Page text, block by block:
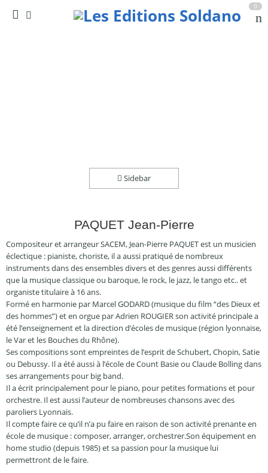
0
Sidebar
PAQUET Jean-Pierre
Compositeur et arrangeur SACEM, Jean-Pierre PAQUET est un musicien
éclectique : pianiste, choriste, il a aussi pratiqué de nombreux
instruments dans des ensembles divers et des genres aussi différents
que la musique classique ou baroque, le rock, le jazz, le tango etc.. et
organiste titulaire à 16 ans.
Formé en harmonie par Marcel GODARD (musique du film “des Dieux et
des hommes”) et en orgue par Adrien ROUGIER son activité principale a
été l’enseignement et la direction d’écoles de musique (région lyonnaise,
le Var et les Bouches du Rhône).
Ses compositions sont empreintes de l’esprit de Schubert, Chopin, Satie
ou Debussy. Il a été aussi à l’école de Count Basie ou Claude Bolling dans
ses arrangements pour big band.
Il a écrit principalement pour le piano, pour petites formations et pour
orchestre. Il est aussi l’auteur de nombreuses chansons avec des
paroliers Lyonnais.
Il compte faire ce qu’il n’a pu faire en raison de son activité prenante en
école de musique : composer, arranger, orchestrer.Son équipement en
home studio (depuis 1985) et sa passion pour la musique lui
permettront de le faire.